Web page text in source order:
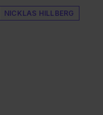
NICKLAS HILLBERG